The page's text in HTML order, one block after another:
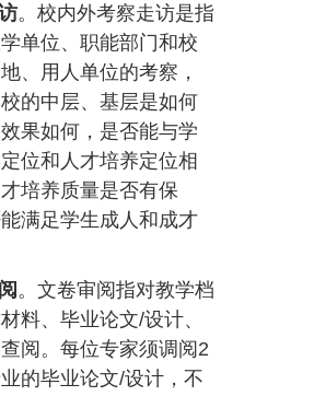
。校内外考察走访是指
单位、职能部门和校
、用人单位的考察，
的中层、基层是如何
果如何，是否能与学
位和人才培养定位相
培养质量是否有保
满足学生成人和成才
。文卷审阅指对教学档
料、毕业论文/设计、
阅。每位专家须调阅2
的毕业论文/设计，不